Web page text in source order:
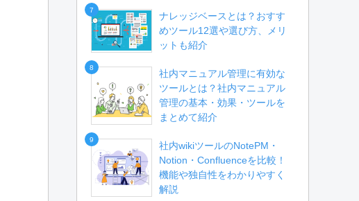
7
ナレッジベースとは？おすす
めツール12選や選び方、メリ
ットも紹介
8
社内マニュアル管理に有効な
ツールとは？社内マニュアル
管理の基本・効果・ツールを
まとめて紹介
9
社内wikiツールのNotePM・
Notion・Confluenceを比較！
機能や独自性をわかりやすく
解説